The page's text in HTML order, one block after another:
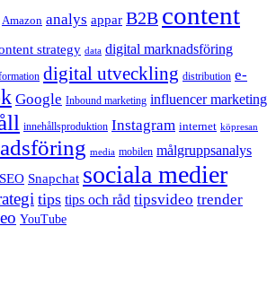
Amazon analys appar B2B content
strategy data digital marknadsföring
digital utveckling distribution e-
Google Inbound marketing influencer marketing
innehållsproduktion Instagram internet köpresan
media mobilen målgruppsanalys
SEO Snapchat sociala medier
tips tips och råd tipsvideo trender
YouTube